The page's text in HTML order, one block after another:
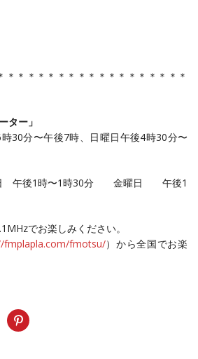
＊＊＊＊＊＊＊＊＊＊＊＊＊＊＊＊＊＊
ター」
30分〜午後7時、日曜日午後4時30分〜
日 午後1時〜1時30分 金曜日 午後1
でお楽しみください。
fmplapla.com/fmotsu/）から全国でお楽